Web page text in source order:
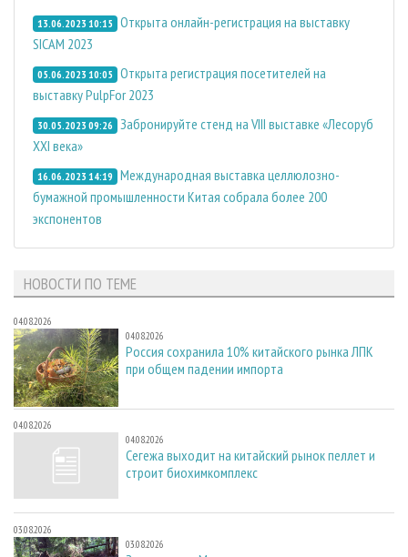
13.06.2023 10:15 Открыта онлайн-регистрация на выставку
SICAM 2023
05.06.2023 10:05 Открыта регистрация посетителей на
выставку PulpFor 2023
30.05.2023 09:26 Забронируйте стенд на VIII выставке «Лесоруб
XXI века»
16.06.2023 14:19 Международная выставка целлюлозно-
бумажной промышленности Китая собрала более 200
экспонентов
НОВОСТИ ПО ТЕМЕ
04.08.2026
04.08.2026
Россия сохранила 10% китайского рынка ЛПК
при общем падении импорта
04.08.2026
04.08.2026
Сегежа выходит на китайский рынок пеллет и
строит биохимкомплекс
03.08.2026
03.08.2026